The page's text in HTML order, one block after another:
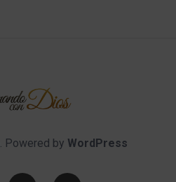
. Powered by WordPress